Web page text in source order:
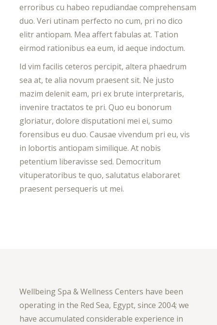
erroribus cu habeo repudiandae comprehensam
duo. Veri utinam perfecto no cum, pri no dico
elitr antiopam. Mea affert fabulas at. Tation
eirmod rationibus ea eum, id aeque indoctum.
Id vim facilis ceteros percipit, altera phaedrum
sea at, te alia novum praesent sit. Ne justo
mazim delenit eam, pri ex brute interpretaris,
invenire tractatos te pri. Quo eu bonorum
gloriatur, dolore disputationi mei ei, sumo
forensibus eu duo. Causae vivendum pri eu, vis
in lobortis antiopam similique. At nobis
petentium liberavisse sed. Democritum
vituperatoribus te quo, salutatus elaboraret
praesent persequeris ut mei.
Wellbeing Spa & Wellness Centers have been
operating in the Red Sea, Egypt, since 2004; we
have accumulated considerable experience in